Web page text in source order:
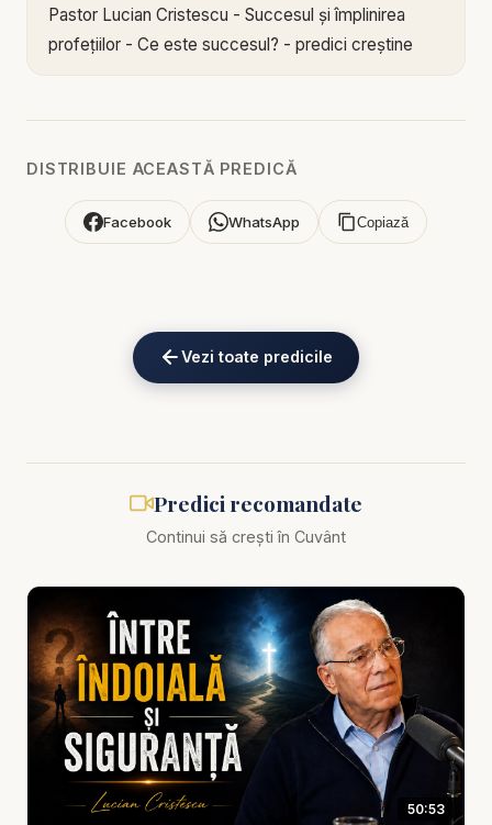
Pastor Lucian Cristescu - Succesul și împlinirea
profețiilor - Ce este succesul? - predici creștine
succesul? | Predici Creștine cu Lucian Cristescu
om de succes în ochii lui Dumnezeu? Este
succesul un scop în sine sau un rezultat al ascultării
perspectivă biblică și clară asupra succesului
autentic și a modului în care acesta se leagă de
împlinirea profețiilor biblice.
pentru cei care doresc să înțeleagă mai bine voia
lui Dumnezeu și să își trăiască viața cu scop, în
conformitate cu Scriptura. Pe măsură ce profețiile
se împlinesc sub ochii noștri, suntem chemați să
nu ne lăsăm înșelați de definițiile lumești ale
succesului, ci să căutăm binecuvântarea cerească
și aprobarea divină.
DISTRIBUIE ACEASTĂ PREDICĂ
Facebook WhatsApp Copiază
Vezi toate predicile
Predici recomandate
Continui să crești în Cuvânt
50:53